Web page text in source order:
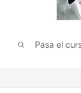
Pasa el